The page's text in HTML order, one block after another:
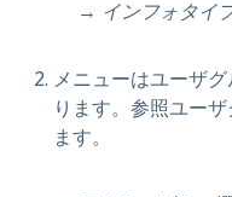
→ インフォタイ
メニューはユーザ
ります。参照ユー
ます。